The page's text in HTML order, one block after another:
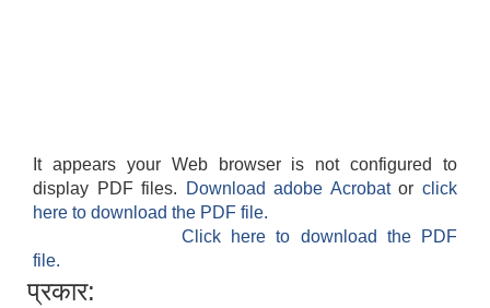
It appears your Web browser is not configured to
display PDF files.
Download adobe Acrobatorclick
here to download the PDF file.
Click here to download the PDF
file.
प्रकार: